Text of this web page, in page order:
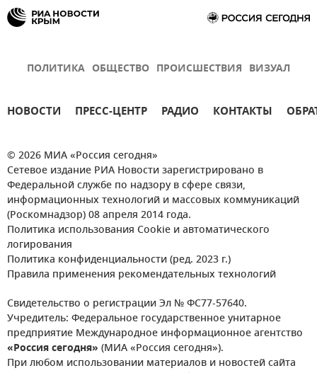
ПОЛИТИКА ОБЩЕСТВО ПРОИСШЕСТВИЯ ВИЗУАЛ
НОВОСТИ ПРЕСС-ЦЕНТР РАДИО КОНТАКТЫ
© 2026 МИА «Россия сегодня»
Сетевое издание РИА Новости зарегистрировано в
Федеральной службе по надзору в сфере связи,
информационных технологий и массовых коммуникаций
(Роскомнадзор) 08 апреля 2014 года.
Политика использования Cookie и автоматического
логирования
Политика конфиденциальности (ред. 2023 г.)
Правила применения рекомендательных технологий
Свидетельство о регистрации Эл № ФС77-57640.
Учредитель: Федеральное государственное унитарное
предприятие Международное информационное агентство
«Россия сегодня» (МИА «Россия сегодня»).
При любом использовании материалов и новостей сайта